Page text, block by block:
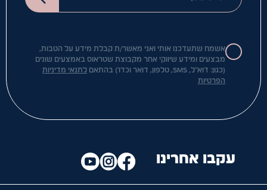
אשמח שתעדכנו אותי ואני מאשר/ת קבלת מידע על הטבות,
מבצעים ומידע שיווקי אחר מקבוצת שטראוס באמצעים שונים
(כגון: דוא"ל, SMS, טלפון, דואר וכדו') בהתאם
לתנאי מדיניות
הפרטיות
עקבו אחרינו